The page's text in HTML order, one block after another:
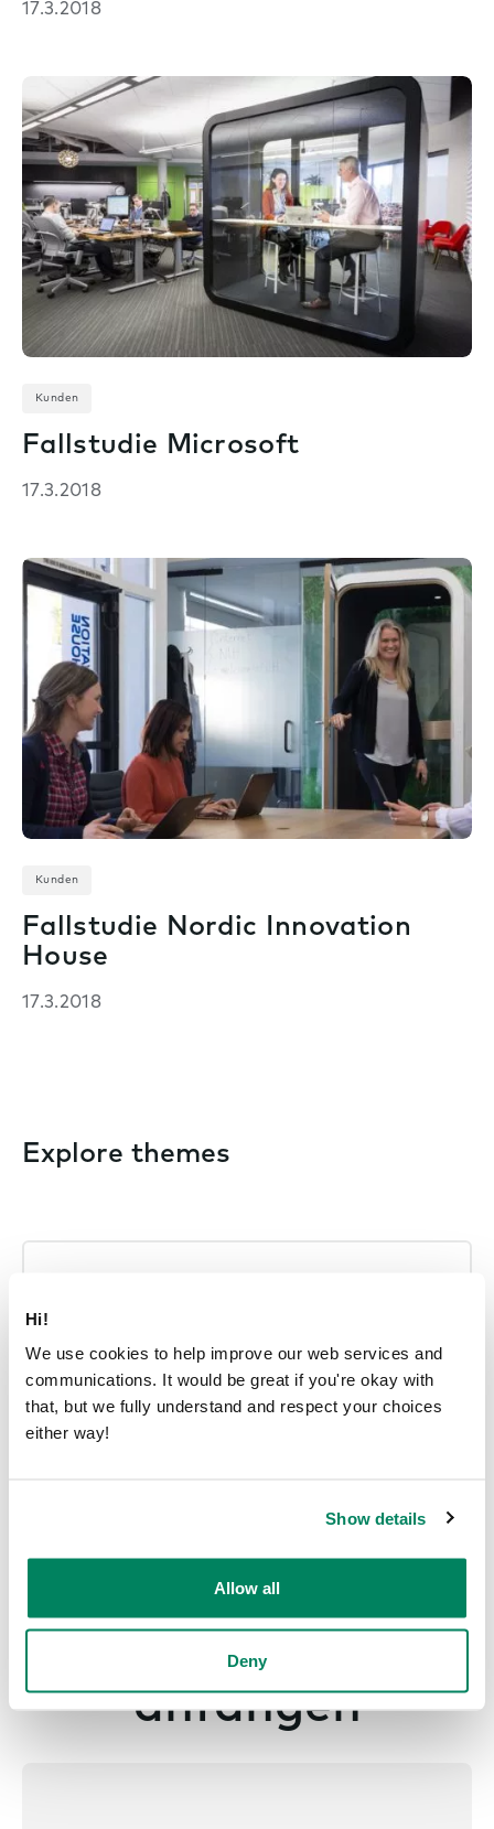
Hi!
We use cookies to help improve our web services and
communications. It would be great if you're okay with
that, but we fully understand and respect your choices
either way!
Show details
Allow all
Deny
17.3.2018
Kunden
Fallstudie Microsoft
17.3.2018
Kunden
Fallstudie Nordic Innovation
House
17.3.2018
Explore themes
Lass uns
anfangen